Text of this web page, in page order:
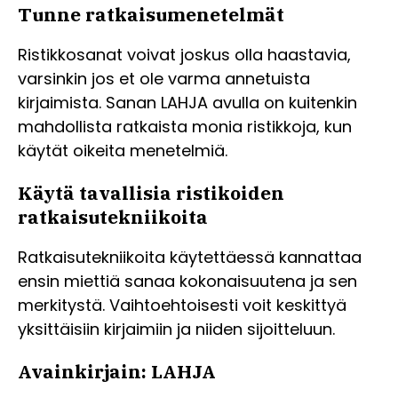
Tunne ratkaisumenetelmät
Ristikkosanat voivat joskus olla haastavia,
varsinkin jos et ole varma annetuista
kirjaimista. Sanan LAHJA avulla on kuitenkin
mahdollista ratkaista monia ristikkoja, kun
käytät oikeita menetelmiä.
Käytä tavallisia ristikoiden
ratkaisutekniikoita
Ratkaisutekniikoita käytettäessä kannattaa
ensin miettiä sanaa kokonaisuutena ja sen
merkitystä. Vaihtoehtoisesti voit keskittyä
yksittäisiin kirjaimiin ja niiden sijoitteluun.
Avainkirjain: LAHJA